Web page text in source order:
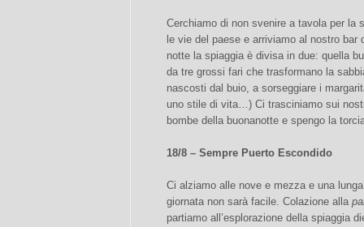
Cerchiamo di non svenire a tavola per la
le vie del paese e arriviamo al nostro
notte la spiaggia è divisa in due: quella
da tre grossi fari che trasformano la
nascosti dal buio, a sorseggiare i
uno stile di vita…) Ci trasciniamo sui
bombe della buonanotte e spengo la
18/8 – Sempre Puerto Escondido
Ci alziamo alle nove e mezza e una
giornata non sarà facile. Colazione alla
partiamo all’esplorazione della spiaggia